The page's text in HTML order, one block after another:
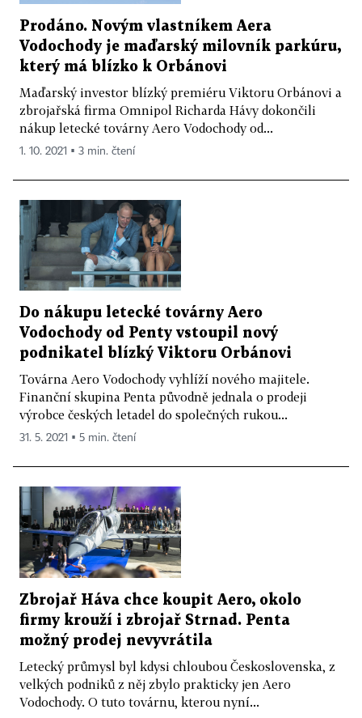
Prodáno. Novým vlastníkem Aera
Vodochody je maďarský milovník parkúru,
který má blízko k Orbánovi
Maďarský investor blízký premiéru Viktoru Orbánovi a
zbrojařská firma Omnipol Richarda Hávy dokončili
nákup letecké továrny Aero Vodochody od...
1. 10. 2021 ▪ 3 min. čtení
Do nákupu letecké továrny Aero
Vodochody od Penty vstoupil nový
podnikatel blízký Viktoru Orbánovi
Továrna Aero Vodochody vyhlíží nového majitele.
Finanční skupina Penta původně jednala o prodeji
výrobce českých letadel do společných rukou...
31. 5. 2021 ▪ 5 min. čtení
Zbrojař Háva chce koupit Aero, okolo
firmy krouží i zbrojař Strnad. Penta
možný prodej nevyvrátila
Letecký průmysl byl kdysi chloubou Československa, z
velkých podniků z něj zbylo prakticky jen Aero
Vodochody. O tuto továrnu, kterou nyní...